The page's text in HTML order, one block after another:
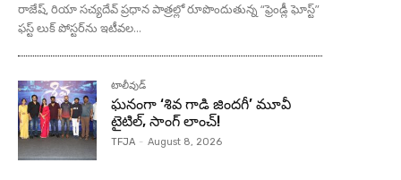
రాజేష్, రియా సచ్యదేవ్ ప్రధాన పాత్రల్లో రూపొందుతున్న “ఫ్రెండ్లీ ఘోస్ట్”
ఫస్ట్ లుక్ పోస్టర్‌ను ఇటీవల...
టాలీవుడ్
ఘనంగా ‘శివ గాడి జింద‌గీ’ మూవీ
టైటిల్, సాంగ్ లాంచ్!
TFJA - August 8, 2026